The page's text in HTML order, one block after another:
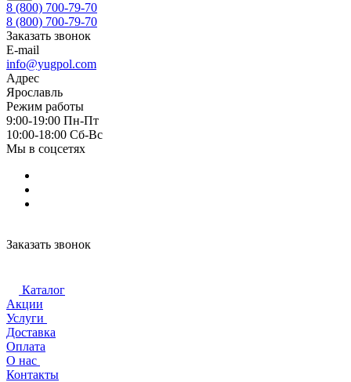
8 (800) 700-79-70
8 (800) 700-79-70
Заказать звонок
E-mail
info@yugpol.com
Адрес
Ярославль
Режим работы
9:00-19:00 Пн-Пт
10:00-18:00 Cб-Вс
Мы в соцсетях
Заказать звонок
Каталог
Акции
Услуги
Доставка
Оплата
О нас
Контакты